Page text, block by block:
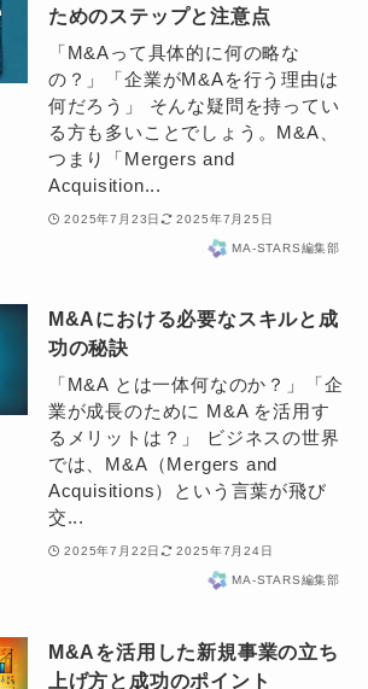
ためのステップと注意点
「M&Aって具体的に何の略な
の？」「企業がM&Aを行う理由は
何だろう」 そんな疑問を持ってい
る方も多いことでしょう。M&A、
つまり「Mergers and
Acquisition...
2025年7月23日 2025年7月25日
MA-STARS編集部
M&Aにおける必要なスキルと成
功の秘訣
「M&A とは一体何なのか？」「企
業が成長のために M&A を活用す
るメリットは？」 ビジネスの世界
では、M&A（Mergers and
Acquisitions）という言葉が飛び
交...
2025年7月22日 2025年7月24日
MA-STARS編集部
M&Aを活用した新規事業の立ち
上げ方と成功のポイント